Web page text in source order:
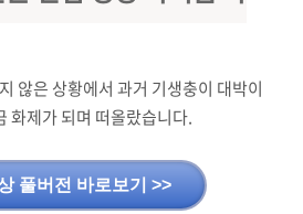
않은 상황에서 과거 기생충이 대박이
화제가 되며 떠올랐습니다.
풀버전 바로보기 >>